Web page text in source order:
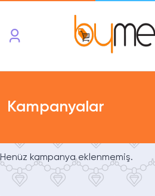
Kampanyalar
Henüz kampanya eklenmemiş.